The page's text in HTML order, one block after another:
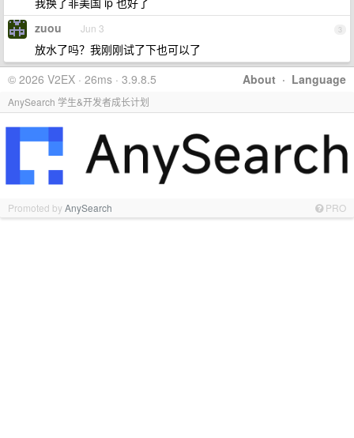
3
zuou Jun 3
放水了吗？我刚刚试了下也可以了
About · Language
© 2026 V2EX · 26ms · 3.9.8.5
AnySearch 学生&开发者成长计划
Promoted byAnySearch PRO